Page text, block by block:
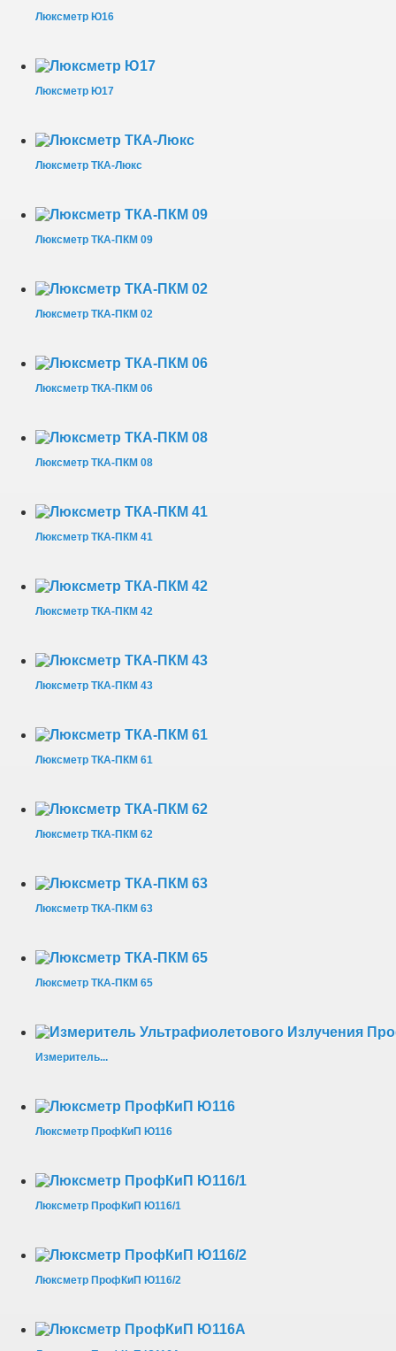
Люксметр Ю16
Люксметр Ю17
Люксметр ТКА-Люкс
Люксметр ТКА-ПКМ 09
Люксметр ТКА-ПКМ 02
Люксметр ТКА-ПКМ 06
Люксметр ТКА-ПКМ 08
Люксметр ТКА-ПКМ 41
Люксметр ТКА-ПКМ 42
Люксметр ТКА-ПКМ 43
Люксметр ТКА-ПКМ 61
Люксметр ТКА-ПКМ 62
Люксметр ТКА-ПКМ 63
Люксметр ТКА-ПКМ 65
Измеритель...
Люксметр ПрофКиП Ю116
Люксметр ПрофКиП Ю116/1
Люксметр ПрофКиП Ю116/2